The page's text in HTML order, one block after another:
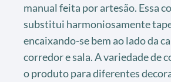
manual feita por artesão. Essa
substitui harmoniosamente
encaixando-se bem ao lado da
corredor e sala. A variedade de
o produto para diferentes